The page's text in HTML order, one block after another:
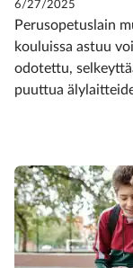
6/27/2025
Perusopetuslain
kouluissa astuu
odotettu,
puuttua